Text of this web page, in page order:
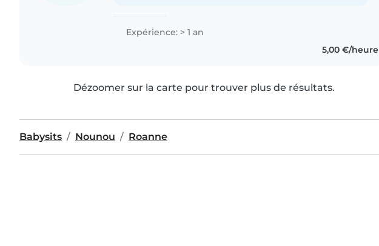
Expérience: > 1 an
5,00 €/heure
Dézoomer sur la carte pour trouver plus de résultats.
Babysits Nounou Roanne